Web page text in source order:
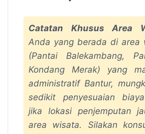
Catatan Khusus Area
Anda yang berada di area
(Pantai Balekambang,
Kondang Merak) yang
administratif Bantur,
sedikit penyesuaian
jika lokasi penjemputan
area wisata. Silakan